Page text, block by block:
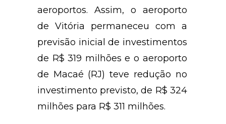
aeroportos. Assim, o aeroporto
de Vitória permaneceu com a
previsão inicial de investimentos
de R$ 319 milhões e o aeroporto
de Macaé (RJ) teve redução no
investimento previsto, de R$ 324
milhões para R$ 311 milhões.